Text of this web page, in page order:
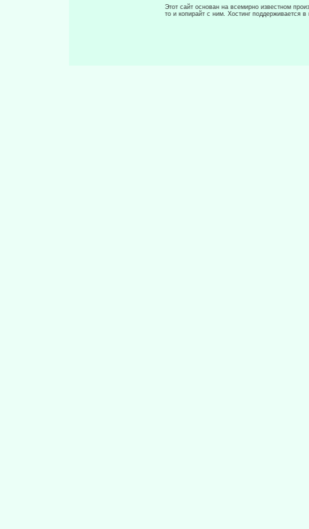
Этот сайт основан на всемирно известном
то и копирайт с ним. Хостинг поддерживается